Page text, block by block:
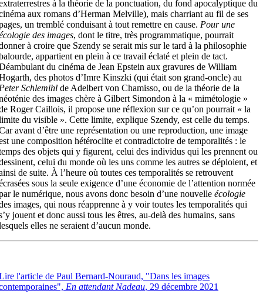
à la théorie de la ponctuation, du fond apocalyptique du
aux romans d’Herman Melville), mais charriant au fil de ses
un tremblé conduisant à tout remettre en cause. Pour une
des images, dont le titre, très programmatique, pourrait
à croire que Szendy se serait mis sur le tard à la philosophie
appartient en plein à ce travail éclaté et plein de tact.
du cinéma de Jean Epstein aux gravures de William
des photos d’Imre Kinszki (qui était son grand-oncle) au
Schlemihl de Adelbert von Chamisso, ou de la théorie de la
des images chère à Gilbert Simondon à la « mimétologie »
Roger Caillois, il propose une réflexion sur ce qu’on pourrait « la
du visible ». Cette limite, explique Szendy, est celle du temps.
avant d’être une représentation ou une reproduction, une image
une composition hétéroclite et contradictoire de temporalités : le
des objets qui y figurent, celui des individus qui les prennent ou
celui du monde où les uns comme les autres se déploient, et
de suite. À l’heure où toutes ces temporalités se retrouvent
sous la seule exigence d’une économie de l’attention normée
le numérique, nous avons donc besoin d’une nouvelle écologie
images, qui nous réapprenne à y voir toutes les temporalités qui
jouent et donc aussi tous les êtres, au-delà des humains, sans
elles ne seraient d’aucun monde.
l'article de Paul Bernard-Nouraud, "Dans les images
En attendant Nadeau, 29 décembre 2021